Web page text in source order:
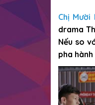
Chị
drama
Nếu so
pha